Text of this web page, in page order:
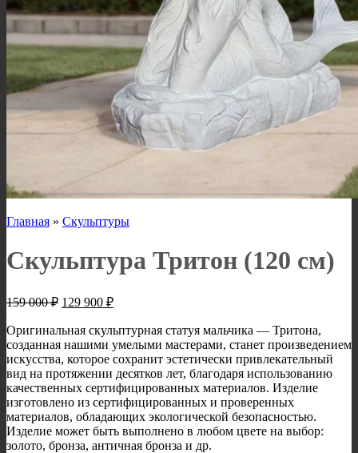
Главная » Скульптуры
Скульптура Тритон (120 см)
159 000₽ Первоначальная
составляла
159
000 ₽.
129 900 ₽Текущая
129
900 ₽.
Оригинальная скульптурная статуя мальчика — Тритона,
созданная нашими умелыми мастерами, станет произведением
искусства, которое сохранит эстетически привлекательный
вид на протяжении десятков лет, благодаря использованию
качественных сертифицированных материалов. Изделие
изготовлено из сертифицированных и проверенных
материалов, обладающих экологической безопасностью.
Изделие может быть выполнено в любом цвете на выбор:
золото, бронза, античная бронза и др.